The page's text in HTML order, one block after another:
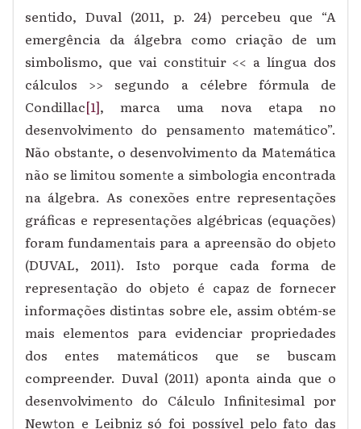
sentido, Duval (2011, p. 24) percebeu que “A
emergência da álgebra como criação de um
simbolismo, que vai constituir << a língua dos
cálculos >> segundo a célebre fórmula de
Condillac[1], marca uma nova etapa no
desenvolvimento do pensamento matemático”.
Não obstante, o desenvolvimento da Matemática
não se limitou somente a simbologia encontrada
na álgebra. As conexões entre representações
gráficas e representações algébricas (equações)
foram fundamentais para a apreensão do objeto
(DUVAL, 2011). Isto porque cada forma de
representação do objeto é capaz de fornecer
informações distintas sobre ele, assim obtém-se
mais elementos para evidenciar propriedades
dos entes matemáticos que se buscam
compreender. Duval (2011) aponta ainda que o
desenvolvimento do Cálculo Infinitesimal por
Newton e Leibniz só foi possível pelo fato das